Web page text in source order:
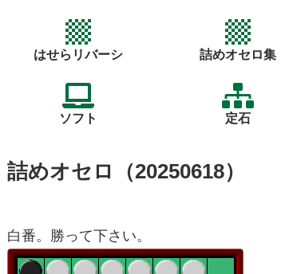
はせらリバーシ 詰めオセロ集
ソフト 定石
詰めオセロ（20250618）
白番。勝って下さい。